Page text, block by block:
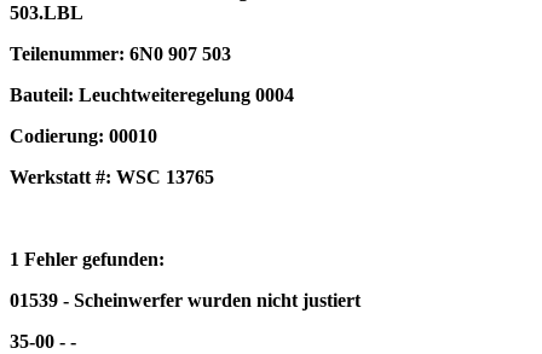
503.LBL
Teilenummer: 6N0 907 503
Bauteil: Leuchtweiteregelung 0004
Codierung: 00010
Werkstatt #: WSC 13765
1 Fehler gefunden:
01539 - Scheinwerfer wurden nicht justiert
35-00 - -